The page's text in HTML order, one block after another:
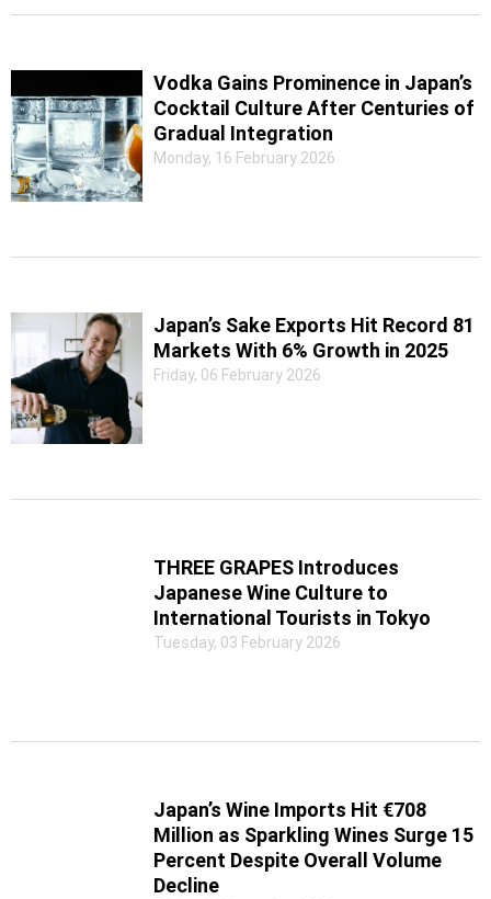
Vodka Gains Prominence in Japan’s
Cocktail Culture After Centuries of
Gradual Integration
Monday, 16 February 2026
Japan’s Sake Exports Hit Record 81
Markets With 6% Growth in 2025
Friday, 06 February 2026
THREE GRAPES Introduces
Japanese Wine Culture to
International Tourists in Tokyo
Tuesday, 03 February 2026
Japan’s Wine Imports Hit €708
Million as Sparkling Wines Surge 15
Percent Despite Overall Volume
Decline